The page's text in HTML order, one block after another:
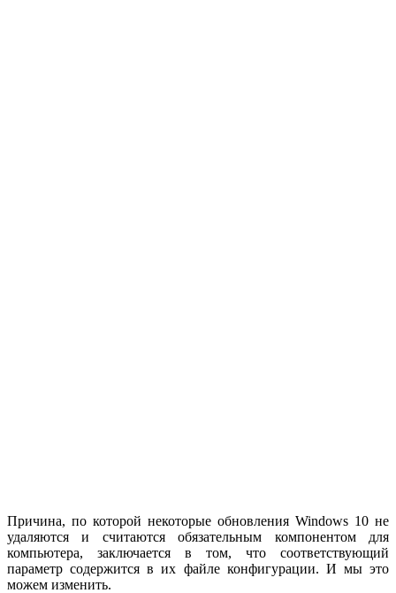
Причина, по которой некоторые обновления Windows 10 не
удаляются и считаются обязательным компонентом для
компьютера, заключается в том, что соответствующий
параметр содержится в их файле конфигурации. И мы это
можем изменить.